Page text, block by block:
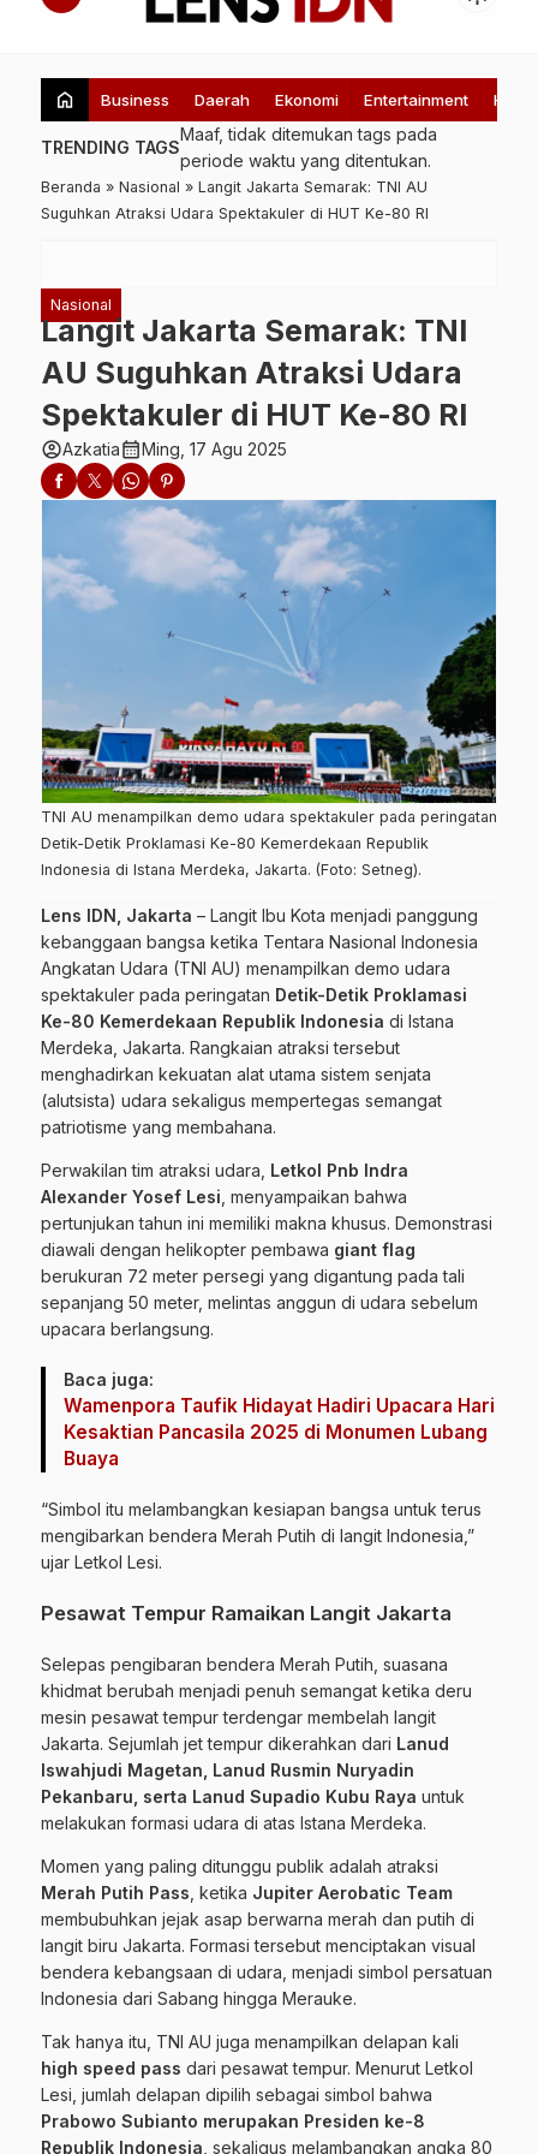
home Business Daerah Ekonomi Entertainment
TRENDING TAGS
Maaf, tidak ditemukan tags pada
periode waktu yang ditentukan.
Beranda » Nasional » Langit Jakarta Semarak: TNI AU
Suguhkan Atraksi Udara Spektakuler di HUT Ke-80 RI
Nasional
Langit Jakarta Semarak: TNI
AU Suguhkan Atraksi Udara
Spektakuler di HUT Ke-80 RI
account_circleAzkatiacalendar_monthMing, 17 Agu 2025
TNI AU menampilkan demo udara spektakuler pada peringatan
Detik-Detik Proklamasi Ke-80 Kemerdekaan Republik
Indonesia di Istana Merdeka, Jakarta. (Foto: Setneg).
Lens IDN, Jakarta – Langit Ibu Kota menjadi panggung
kebanggaan bangsa ketika Tentara Nasional Indonesia
Angkatan Udara (TNI AU) menampilkan demo udara
spektakuler pada peringatan Detik-Detik Proklamasi
Ke-80 Kemerdekaan Republik Indonesia di Istana
Merdeka, Jakarta. Rangkaian atraksi tersebut
menghadirkan kekuatan alat utama sistem senjata
(alutsista) udara sekaligus mempertegas semangat
patriotisme yang membahana.
Perwakilan tim atraksi udara, Letkol Pnb Indra
Alexander Yosef Lesi , menyampaikan bahwa
pertunjukan tahun ini memiliki makna khusus. Demonstrasi
diawali dengan helikopter pembawa giant flag
berukuran 72 meter persegi yang digantung pada tali
sepanjang 50 meter, melintas anggun di udara sebelum
upacara berlangsung.
Baca juga:
Wamenpora Taufik Hidayat Hadiri Upacara Hari
Kesaktian Pancasila 2025 di Monumen Lubang
Buaya
“Simbol itu melambangkan kesiapan bangsa untuk terus
mengibarkan bendera Merah Putih di langit Indonesia,”
ujar Letkol Lesi.
Pesawat Tempur Ramaikan Langit Jakarta
Selepas pengibaran bendera Merah Putih, suasana
khidmat berubah menjadi penuh semangat ketika deru
mesin pesawat tempur terdengar membelah langit
Jakarta. Sejumlah jet tempur dikerahkan dari Lanud
Iswahjudi Magetan, Lanud Rusmin Nuryadin
Pekanbaru, serta Lanud Supadio Kubu Raya untuk
melakukan formasi udara di atas Istana Merdeka.
Momen yang paling ditunggu publik adalah atraksi
Merah Putih Pass , ketika Jupiter Aerobatic Team
membubuhkan jejak asap berwarna merah dan putih di
langit biru Jakarta. Formasi tersebut menciptakan visual
bendera kebangsaan di udara, menjadi simbol persatuan
Indonesia dari Sabang hingga Merauke.
Tak hanya itu, TNI AU juga menampilkan delapan kali
high speed pass dari pesawat tempur. Menurut Letkol
Lesi, jumlah delapan dipilih sebagai simbol bahwa
Prabowo Subianto merupakan Presiden ke-8
Republik Indonesia , sekaligus melambangkan angka 80